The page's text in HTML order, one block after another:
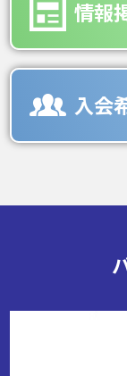
情報
入会